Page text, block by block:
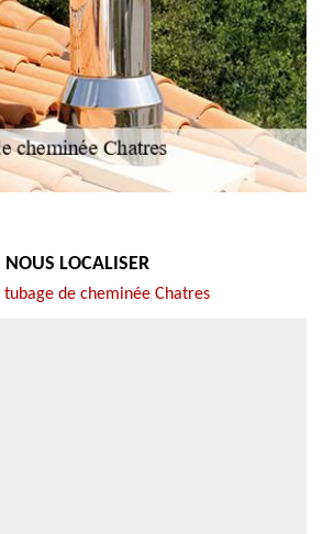
NOUS LOCALISER
tubage de cheminée Chatres